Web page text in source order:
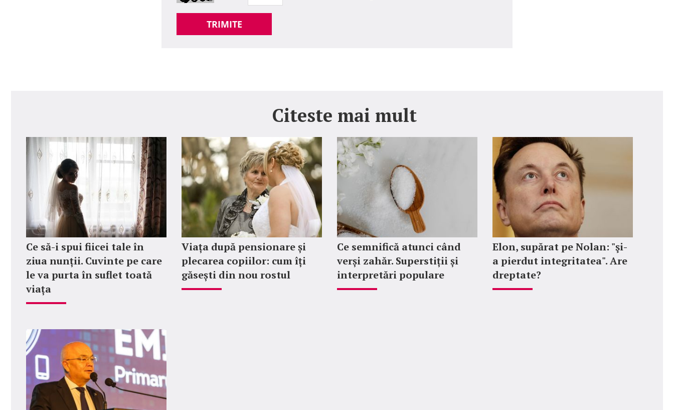
TRIMITE
Citeste mai mult
Ce să-i spui fiicei tale în
ziua nunții. Cuvinte pe care
le va purta în suflet toată
viața
Viața după pensionare și
plecarea copiilor: cum îți
găsești din nou rostul
Ce semnifică atunci când
verși zahăr. Superstiții și
interpretări populare
Elon, supărat pe Nolan: "şi-
a pierdut integritatea". Are
dreptate?